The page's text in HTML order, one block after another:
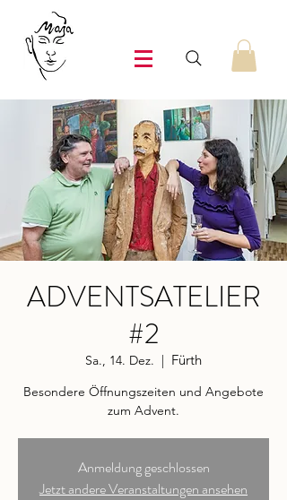
ADVENTSATELIER
#2
Sa., 14. Dez.
  |
Fürth
Besondere Öffnungszeiten und Angebote
zum Advent.
Anmeldung geschlossen
Jetzt andere Veranstaltungen ansehen